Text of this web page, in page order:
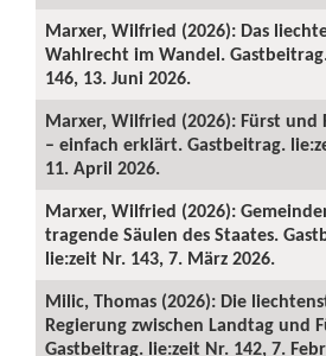
Marxer, Wilfried (2026): Das
Wahlrecht im Wandel.
146, 13. Juni 2026.
Marxer, Wilfried (2026): Fürst und
– einfach erklärt. Gastbeitrag.
11. April 2026.
Marxer, Wilfried (2026):
tragende Säulen des Staates.
lie:zeit Nr. 143, 7. März 2026.
Milic, Thomas (2026): Die
Regierung zwischen Landtag und
Gastbeitrag. lie:zeit Nr. 142, 7.